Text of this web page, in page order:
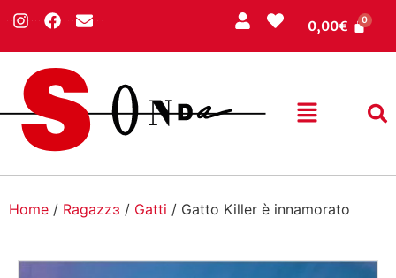
0,00€
Home / Ragazzɜ / Gatti / Gatto Killer è innamorato